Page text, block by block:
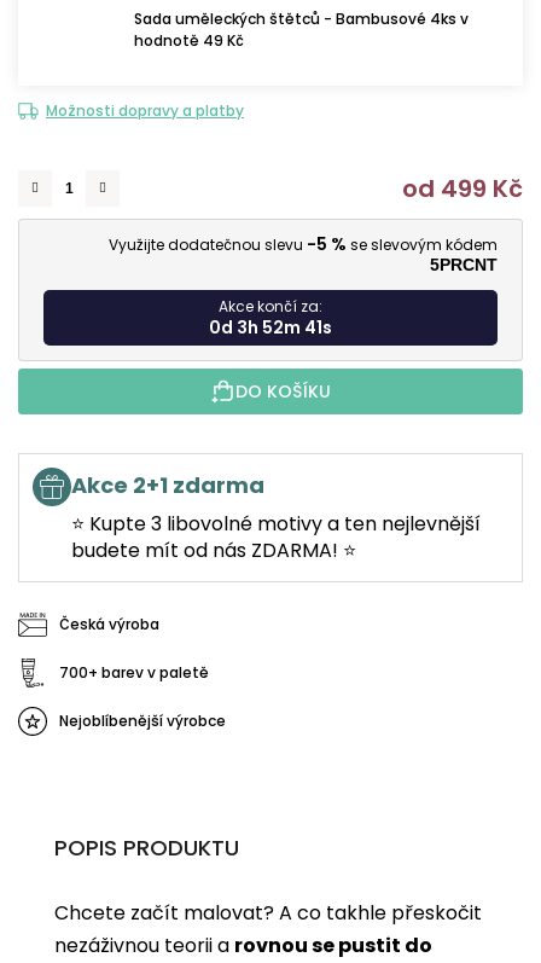
Sada uměleckých štětců - Bambusové 4ks v
hodnotě 49 Kč
Možnosti dopravy a platby
od 499 Kč
Využijte dodatečnou slevu -5 % se slevovým kódem
5PRCNT
Akce končí za:
0d 3h 52m 40s
DO KOŠÍKU
Akce 2+1 zdarma
⭐ Kupte 3 libovolné motivy a ten nejlevnější
budete mít od nás ZDARMA! ⭐
Česká výroba
700+ barev v paletě
Nejoblíbenější výrobce
POPIS PRODUKTU
Chcete začít malovat? A co takhle přeskočit
nezáživnou teorii a rovnou se pustit do